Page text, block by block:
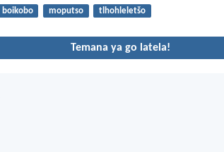
boikobo moputso tlhohleletšo
Temana ya go latela!